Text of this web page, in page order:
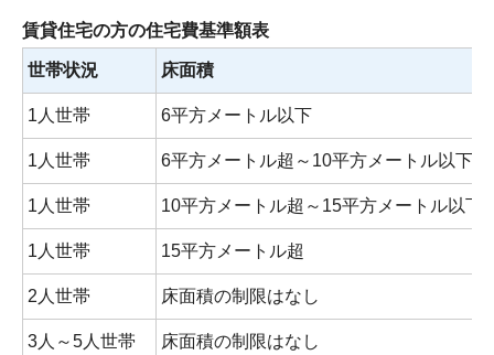
賃貸住宅の方の住宅費基準額表
世帯状況 床面積
1人世帯 6平方メートル以下
1人世帯 6平方メートル超～10平方メートル以下
1人世帯 10平方メートル超～15平方メートル以下
1人世帯 15平方メートル超
2人世帯 床面積の制限はなし
3人～5人世帯 床面積の制限はなし